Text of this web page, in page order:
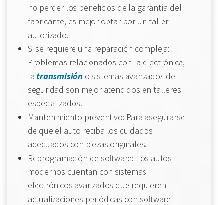
no perder los beneficios de la garantía del
fabricante, es mejor optar por un taller
autorizado.
Si se requiere una reparación compleja:
Problemas relacionados con la electrónica,
la transmisión o sistemas avanzados de
seguridad son mejor atendidos en talleres
especializados.
Mantenimiento preventivo: Para asegurarse
de que el auto reciba los cuidados
adecuados con piezas originales.
Reprogramación de software: Los autos
modernos cuentan con sistemas
electrónicos avanzados que requieren
actualizaciones periódicas con software